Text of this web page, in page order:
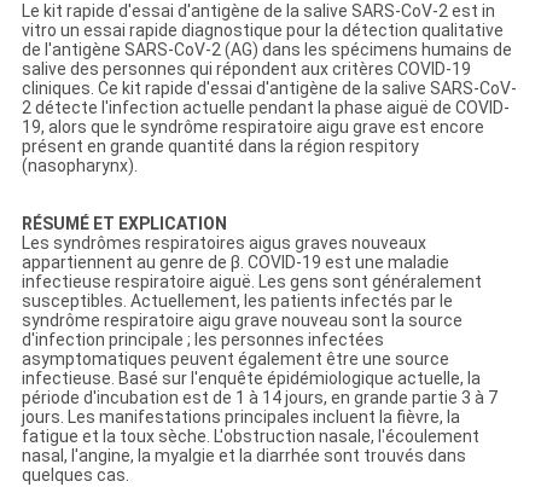
Le kit rapide d'essai d'antigène de la salive SARS-CoV-2 est in
vitro un essai rapide diagnostique pour la détection qualitative
de l'antigène SARS-CoV-2 (AG) dans les spécimens humains de
salive des personnes qui répondent aux critères COVID-19
cliniques. Ce kit rapide d'essai d'antigène de la salive SARS-CoV-
2 détecte l'infection actuelle pendant la phase aiguë de COVID-
19, alors que le syndrôme respiratoire aigu grave est encore
présent en grande quantité dans la région respitory
(nasopharynx).
RÉSUMÉ ET EXPLICATION
Les syndrômes respiratoires aigus graves nouveaux
appartiennent au genre de β. COVID-19 est une maladie
infectieuse respiratoire aiguë. Les gens sont généralement
susceptibles. Actuellement, les patients infectés par le
syndrôme respiratoire aigu grave nouveau sont la source
d'infection principale ; les personnes infectées
asymptomatiques peuvent également être une source
infectieuse. Basé sur l'enquête épidémiologique actuelle, la
période d'incubation est de 1 à 14 jours, en grande partie 3 à 7
jours. Les manifestations principales incluent la fièvre, la
fatigue et la toux sèche. L'obstruction nasale, l'écoulement
nasal, l'angine, la myalgie et la diarrhée sont trouvés dans
quelques cas.